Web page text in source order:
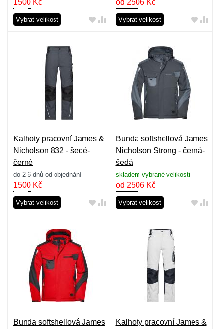
1500 Kč
Vybrat velikost
od 2506Kč
Vybrat velikost
Kalhoty pracovní James &
Nicholson 832 - šedé-
černé
do 2-6 dnů od objednání
1500 Kč
Vybrat velikost
Bunda softshellová James
Nicholson Strong - černá-
šedá
skladem vybrané velikosti
od 2506Kč
Vybrat velikost
Bunda softshellová James
Kalhoty pracovní James &